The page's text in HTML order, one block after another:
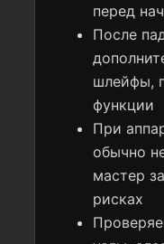
перед
После
шлейфы,
функции
При
обычно
мастер
рисках